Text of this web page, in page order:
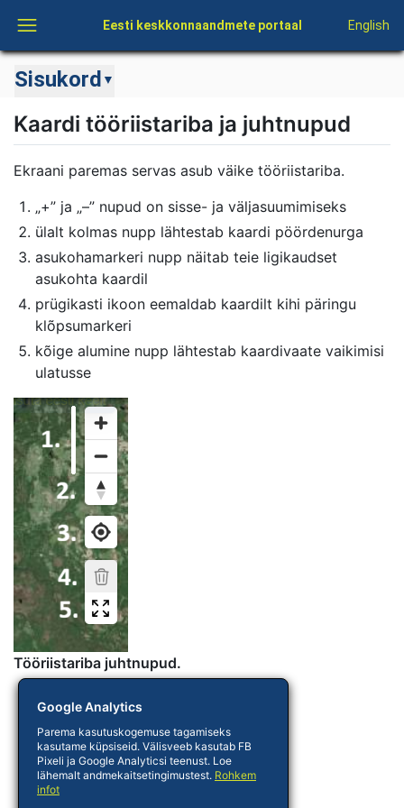
Eesti keskkonnaandmete portaal English
Sisukord ▼
Kaardi tööriistariba ja juhtnupud
Ekraani paremas servas asub väike tööriistariba.
„+” ja „–” nupud on sisse- ja väljasuumimiseks
ülalt kolmas nupp lähtestab kaardi pöördenurga
asukohamarkeri nupp näitab teie ligikaudset
asukohta kaardil
prügikasti ikoon eemaldab kaardilt kihi päringu
klõpsumarkeri
kõige alumine nupp lähtestab kaardivaate vaikimisi
ulatusse
Tööriistariba juhtnupud.
Google Analytics
Parema kasutuskogemuse tagamiseks
kasutame küpsiseid. Välisveeb kasutab FB
Pixeli ja Google Analyticsi teenust. Loe
lähemalt andmekaitsetingimustest. Rohkem
infot